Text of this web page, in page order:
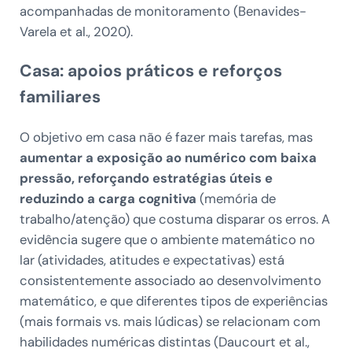
acompanhadas de monitoramento (Benavides-
Varela et al., 2020).
Casa: apoios práticos e reforços
familiares
O objetivo em casa não é fazer mais tarefas, mas
aumentar a exposição ao numérico com baixa
pressão, reforçando estratégias úteis e
reduzindo a carga cognitiva (memória de
trabalho/atenção) que costuma disparar os erros. A
evidência sugere que o ambiente matemático no
lar (atividades, atitudes e expectativas) está
consistentemente associado ao desenvolvimento
matemático, e que diferentes tipos de experiências
(mais formais vs. mais lúdicas) se relacionam com
habilidades numéricas distintas (Daucourt et al.,